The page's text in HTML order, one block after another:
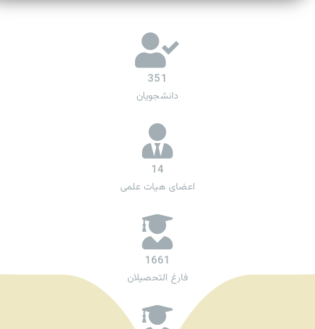
دانشجویان
351
اعضای هیات علمی
14
فارغ التحصیلان
1661